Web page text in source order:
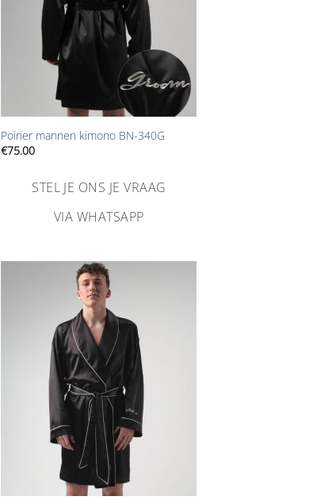
Poirier mannen kimono BN-340G
€75.00
STEL JE ONS JE VRAAG
VIA WHATSAPP